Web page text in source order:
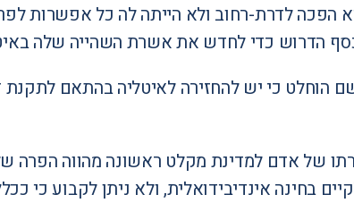
הפכה לדרת-רחוב ולא הייתה לה כל אפשרות
הדרוש כדי לחדש את אשרת השהייה שלה
הוחלט כי יש להחזירה לאיטליה בהתאם לתקנת
בחינה אינדיבידואלית, ולא ניתן לקבוע כי